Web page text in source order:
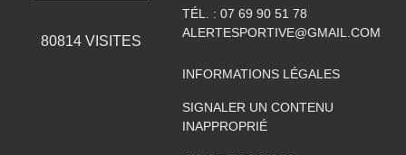
80814VISITES
TÉL. : 07 69 90 51 78
ALERTESPORTIVE@GMAIL.COM
INFORMATIONS LÉGALES
SIGNALER UN CONTENU
INAPPROPRIÉ